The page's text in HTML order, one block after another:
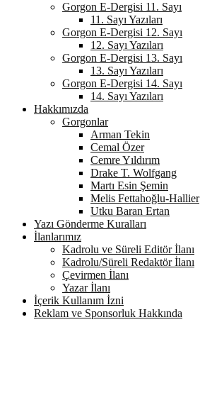
Gorgon E-Dergisi 11. Sayı
11. Sayı Yazıları
Gorgon E-Dergisi 12. Sayı
12. Sayı Yazıları
Gorgon E-Dergisi 13. Sayı
13. Sayı Yazıları
Gorgon E-Dergisi 14. Sayı
14. Sayı Yazıları
Hakkımızda
Gorgonlar
Arman Tekin
Cemal Özer
Cemre Yıldırım
Drake T. Wolfgang
Martı Esin Şemin
Melis Fettahoğlu-Hallier
Utku Baran Ertan
Yazı Gönderme Kuralları
İlanlarımız
Kadrolu ve Süreli Editör İlanı
Kadrolu/Süreli Redaktör İlanı
Çevirmen İlanı
Yazar İlanı
İçerik Kullanım İzni
Reklam ve Sponsorluk Hakkında